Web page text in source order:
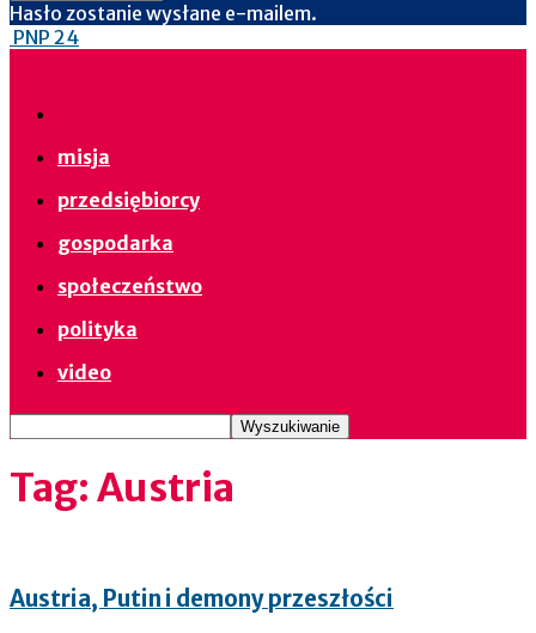
Hasło zostanie wysłane e-mailem.
PNP 24
misja
przedsiębiorcy
gospodarka
społeczeństwo
polityka
video
Tag: Austria
Austria, Putin i demony przeszłości